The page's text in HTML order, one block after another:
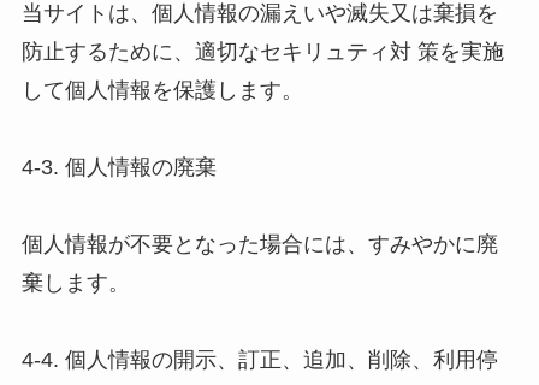
当サイトは、個人情報の漏えいや滅失又は棄損を
防止するために、適切なセキリュティ対 策を実施
して個人情報を保護します。
4-3. 個人情報の廃棄
個人情報が不要となった場合には、すみやかに廃
棄します。
4-4. 個人情報の開示、訂正、追加、削除、利用停